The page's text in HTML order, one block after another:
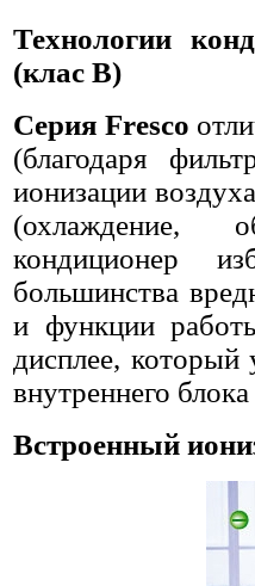
Технологии
(клас B)
Серия Fresco
(благодаря
ионизации
(охлаждение,
кондиционер
большинства
и функции
дисплее, который
внутреннего
Встроенный